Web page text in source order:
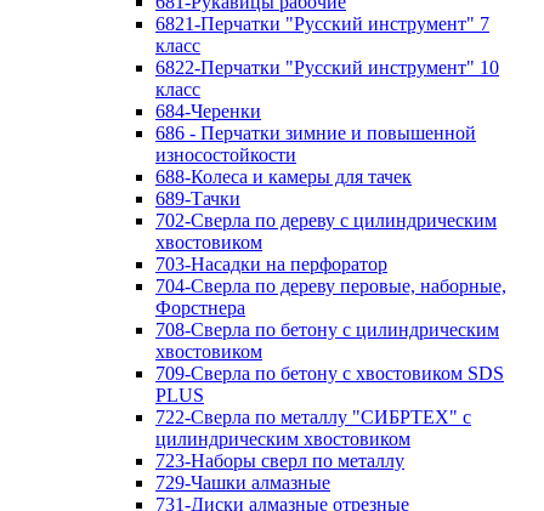
6821-Перчатки "Русский инструмент" 7
класс
6822-Перчатки "Русский инструмент" 10
класс
684-Черенки
686 - Перчатки зимние и повышенной
износостойкости
688-Колеса и камеры для тачек
689-Тачки
702-Сверла по дереву с цилиндрическим
хвостовиком
703-Насадки на перфоратор
704-Сверла по дереву перовые, наборные,
Форстнера
708-Сверла по бетону с цилиндрическим
хвостовиком
709-Сверла по бетону с хвостовиком SDS
PLUS
722-Сверла по металлу "СИБРТЕХ" с
цилиндрическим хвостовиком
723-Наборы сверл по металлу
729-Чашки алмазные
731-Диски алмазные отрезные